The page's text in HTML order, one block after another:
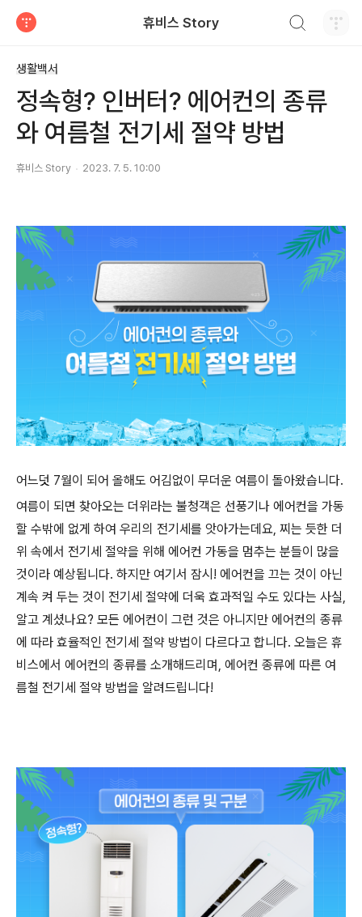
휴비스 Story
생활백서
정속형? 인버터? 에어컨의 종류
와 여름철 전기세 절약 방법
휴비스 Story 2023. 7. 5. 10:00
어느덧 7월이 되어 올해도 어김없이 무더운 여름이 돌아왔습니다.
여름이 되면 찾아오는 더위라는 불청객은 선풍기나 에어컨을 가동
할 수밖에 없게 하여 우리의 전기세를 앗아가는데요, 찌는 듯한 더
위 속에서 전기세 절약을 위해 에어컨 가동을 멈추는 분들이 많을
것이라 예상됩니다. 하지만 여기서 잠시 ! 에어컨을 끄는 것이 아닌
계속 켜 두는 것이 전기세 절약에 더욱 효과적일 수도 있다는 사실,
알고 계셨나요? 모든 에어컨이 그런 것은 아니지만 에어컨의 종류
에 따라 효율적인 전기세 절약 방법이 다르다고 합니다. 오늘은 휴
비스에서 에어컨의 종류를 소개해드리며, 에어컨 종류에 따른 여
름철 전기세 절약 방법을 알려드립니다!